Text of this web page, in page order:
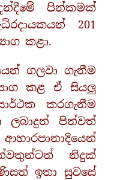
පින්කමක්
201
කළා.
ගලවා ගැනීම
කළ ඒ සියලු
කරගැනීම
ලබාදුන් පින්වත්
නිදුක්
ඉතා සුවසේ